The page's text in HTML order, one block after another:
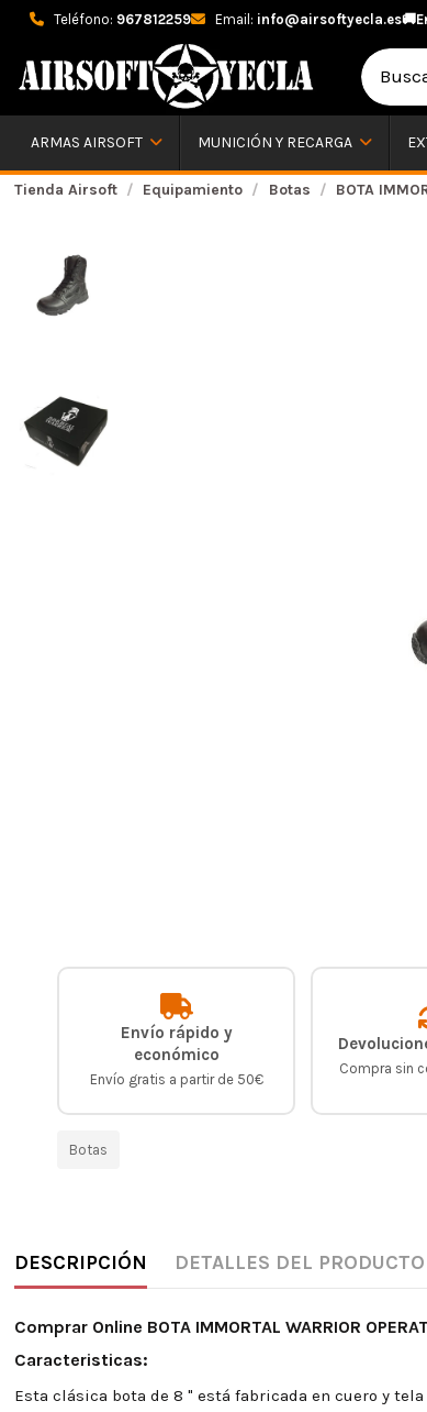
Teléfono: 967812259 Email: info@airsoftyecla.es🚚
ARMAS AIRSOFT MUNICIÓN Y RECARGA
Tienda Airsoft Equipamiento Botas BOTA
Envío rápido y
económico
Envío gratis a partir de 50€
Compra sin
Botas
DESCRIPCIÓN DETALLES DEL PRODUCTO
Comprar Online BOTA IMMORTAL WARRIOR
Caracteristicas:
Esta clásica bota de 8 " está fabricada en cuero y